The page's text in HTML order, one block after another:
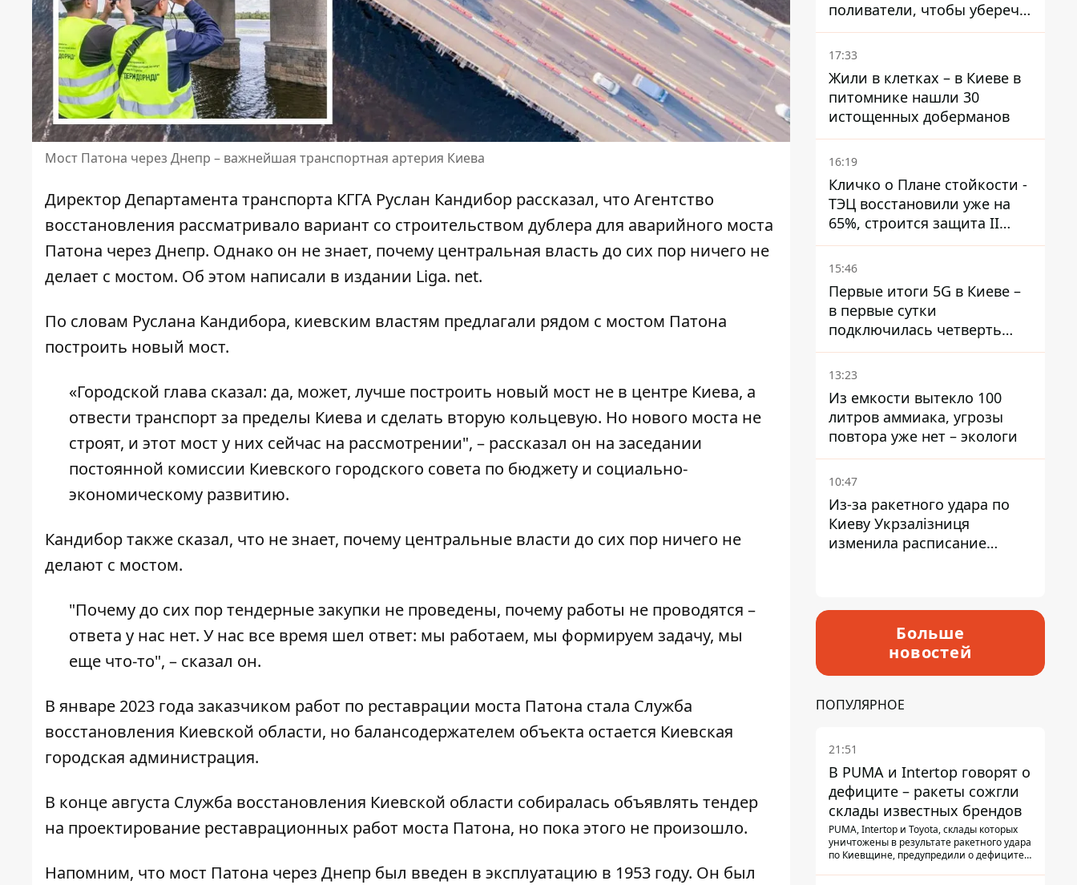
Мост Патона через Днепр – важнейшая транспортная артерия Киева
Директор Департамента транспорта КГГА Руслан Кандибор рассказал, что Агентство
восстановления рассматривало вариант со строительством дублера для аварийного моста
Патона через Днепр. Однако он не знает, почему центральная власть до сих пор ничего не
делает с мостом. Об этом написали в издании Liga. net.
По словам Руслана Кандибора, киевским властям предлагали рядом с мостом Патона
построить новый мост.
«Городской глава сказал: да, может, лучше построить новый мост не в центре Киева, а
отвести транспорт за пределы Киева и сделать вторую кольцевую. Но нового моста не
строят, и этот мост у них сейчас на рассмотрении", – рассказал он на заседании
постоянной комиссии Киевского городского совета по бюджету и социально-
экономическому развитию.
Кандибор также сказал, что не знает, почему центральные власти до сих пор ничего не
делают с мостом.
"Почему до сих пор тендерные закупки не проведены, почему работы не проводятся –
ответа у нас нет. У нас все время шел ответ: мы работаем, мы формируем задачу, мы
еще что-то", – сказал он.
В январе 2023 года заказчиком работ по реставрации моста Патона стала Служба
восстановления Киевской области, но балансодержателем объекта остается Киевская
городская администрация.
В конце августа Служба восстановления Киевской области собиралась объявлять тендер
на проектирование реставрационных работ моста Патона, но пока этого не произошло.
Напомним, что мост Патона через Днепр был введен в эксплуатацию в 1953 году. Он был
поливатели, чтобы уберечь
рельсы от деформации
17:33
Жили в клетках – в Киеве в
питомнике нашли 30
истощенных доберманов
16:19
Кличко о Плане стойкости -
ТЭЦ восстановили уже на
65%, строится защита II
уровня
15:46
Первые итоги 5G в Киеве –
в первые сутки
подключилась четверть
миллиона абонентов
13:23
Из емкости вытекло 100
литров аммиака, угрозы
повтора уже нет – экологи
10:47
Из-за ракетного удара по
Киеву Укрзалізниця
изменила расписание
Больше
новостей
ПОПУЛЯРНОЕ
21:51
В PUMA и Intertop говорят о
дефиците – ракеты сожгли
склады известных брендов
PUMA, Intertop и Toyota, склады которых
уничтожены в результате ракетного удара
по Киевщине, предупредили о дефиците